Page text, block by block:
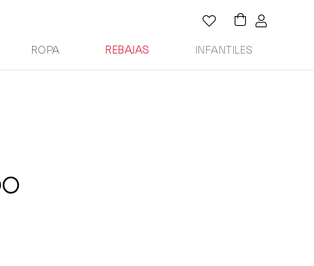
ROPA REBAJAS INFANTILES